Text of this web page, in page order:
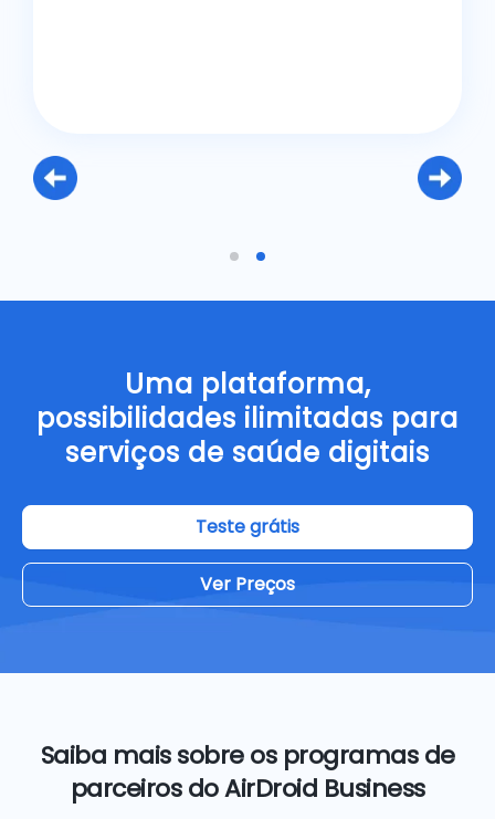
Uma plataforma,
possibilidades ilimitadas para
serviços de saúde digitais
Teste grátis
Ver Preços
Saiba mais sobre os programas de
parceiros do AirDroid Business